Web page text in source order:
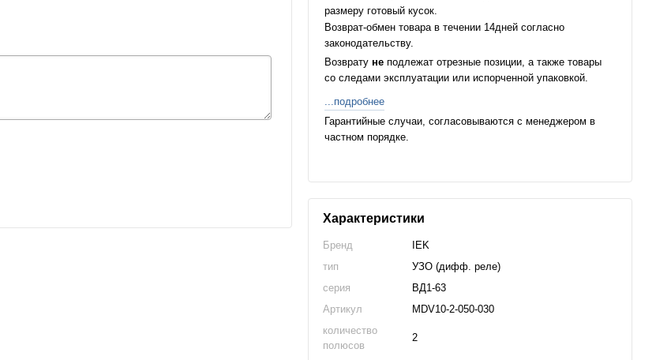
размеру готовый кусок.
Возврат-обмен товара в течении 14дней согласно
законодательству.
Возвратуне подлежат отрезные позиции, а также товары
со следами эксплуатации или испорченной упаковкой.
...подробнее
Гарантийные случаи, согласовываются с менеджером в
частном порядке.
Характеристики
Бренд
IEK
тип
УЗО (дифф. реле)
серия
ВД1-63
Артикул
MDV10-2-050-030
количество
полюсов
2